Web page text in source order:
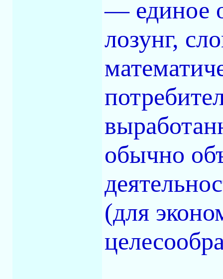
— единое
лозунг,
обычно
(для